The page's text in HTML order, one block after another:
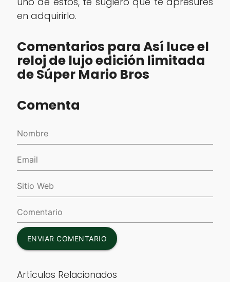
en adquirirlo.
Comentarios para Así luce el
reloj de lujo edición limitada
de Súper Mario Bros
Comenta
ENVIAR COMENTARIO
Artículos Relacionados